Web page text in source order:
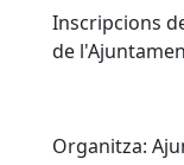
Inscripcions
de
Organitza: